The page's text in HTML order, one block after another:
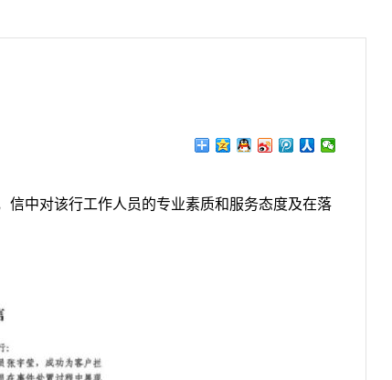
信中对该行工作人员的专业素质和服务态度及在落